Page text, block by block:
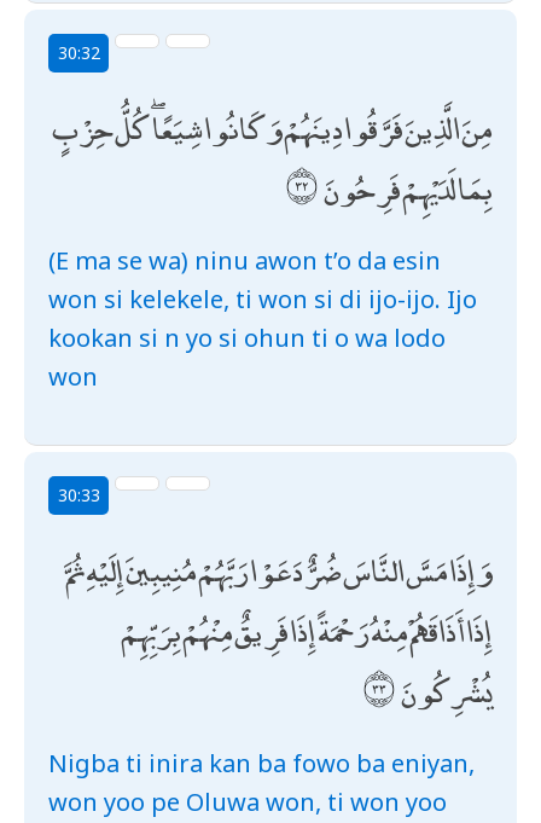
30:32
مِنَ الَّذِينَ فَرَّقُوا دِينَهُمْ وَكَانُوا شِيَعًا ۖ كُلُّ حِزْبٍ
بِمَا لَدَيْهِمْ فَرِحُونَ
(E ma se wa) ninu awon t’o da esin
won si kelekele, ti won si di ijo-ijo. Ijo
kookan si n yo si ohun ti o wa lodo
won
30:33
وَإِذَا مَسَّ النَّاسَ ضُرٌّ دَعَوْا رَبَّهُمْ مُنِيبِينَ إِلَيْهِ ثُمَّ
إِذَا أَذَاقَهُمْ مِنْهُ رَحْمَةً إِذَا فَرِيقٌ مِنْهُمْ بِرَبِّهِمْ
يُشْرِكُونَ
Nigba ti inira kan ba fowo ba eniyan,
won yoo pe Oluwa won, ti won yoo